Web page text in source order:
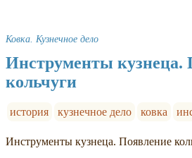
Ковка. Кузнечное дело
Инструменты кузнеца.
кольчуги
история кузнечное дело ковка
Инструменты кузнеца. Появление